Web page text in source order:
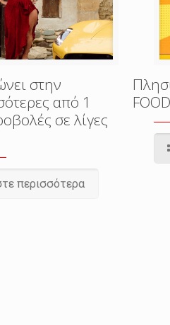
στην
από 1
σε λίγες
περισσότερα